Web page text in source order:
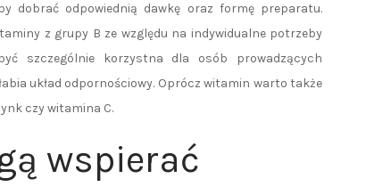
dobrać odpowiednią dawkę oraz formę preparatu.
z grupy B ze względu na indywidualne potrzeby
szczególnie korzystna dla osób prowadzących
układ odpornościowy. Oprócz witamin warto także
czy witamina C.
wspierać